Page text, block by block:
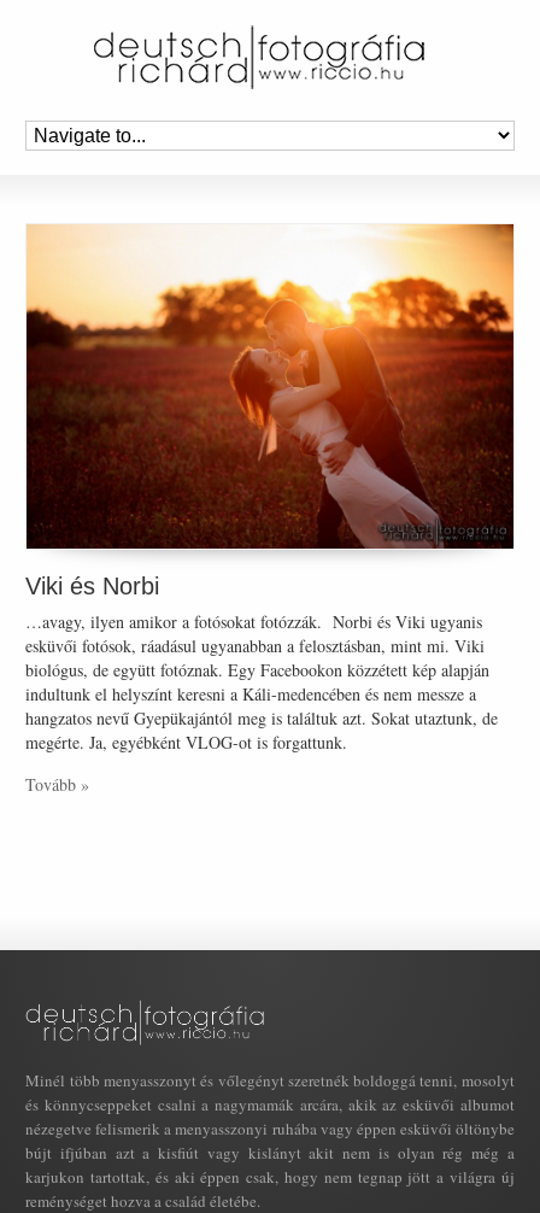
Viki és Norbi
…avagy, ilyen amikor a fotósokat fotózzák. Norbi és Viki ugyanis
esküvői fotósok, ráadásul ugyanabban a felosztásban, mint mi. Viki
biológus, de együtt fotóznak. Egy Facebookon közzétett kép alapján
indultunk el helyszínt keresni a Káli-medencében és nem messze a
hangzatos nevű Gyepükajántól meg is találtuk azt. Sokat utaztunk, de
megérte. Ja, egyébként VLOG-ot is forgattunk.
Tovább »
Minél több menyasszonyt és vőlegényt szeretnék boldoggá tenni, mosolyt
és könnycseppeket csalni a nagymamák arcára, akik az esküvői albumot
nézegetve felismerik a menyasszonyi ruhába vagy éppen esküvői öltönybe
bújt ifjúban azt a kisfiút vagy kislányt akit nem is olyan rég még a
karjukon tartottak, és aki éppen csak, hogy nem tegnap jött a világra új
reménységet hozva a család életébe.